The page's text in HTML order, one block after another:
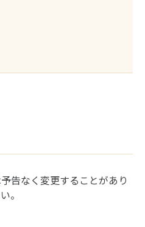
告なく変更することがあり
。